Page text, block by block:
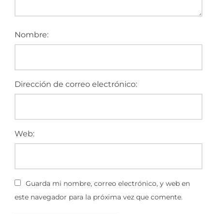
Nombre:
Dirección de correo electrónico:
Web:
Guarda mi nombre, correo electrónico, y web en
este navegador para la próxima vez que comente.